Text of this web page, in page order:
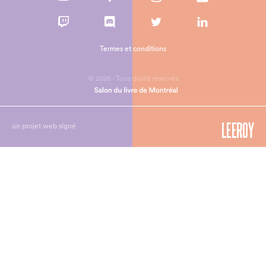
© 2026 - Tous droits réservés
Termes et conditions
un projet web signé